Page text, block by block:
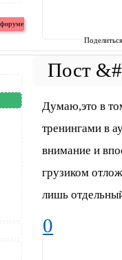
Думаю,это в
тренингами в
внимание и
грузиком
лишь
0